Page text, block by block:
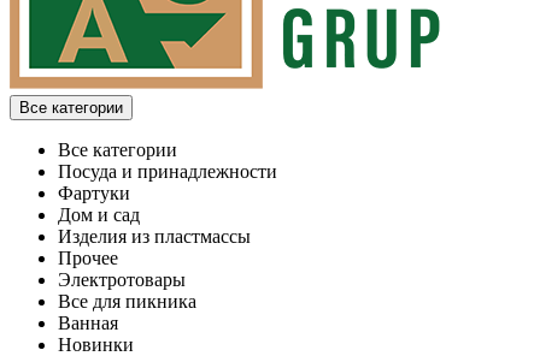
Все категории
Все категории
Посуда и принадлежности
Фартуки
Дом и сад
Изделия из пластмассы
Прочее
Электротовары
Все для пикника
Ванная
Новинки